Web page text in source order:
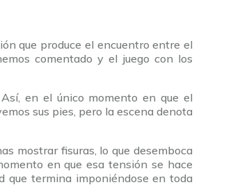
que produce el encuentro entre el
comentado y el juego con los
en el único momento en que el
sus pies, pero la escena denota
mostrar fisuras, lo que desemboca
en que esa tensión se hace
que termina imponiéndose en toda